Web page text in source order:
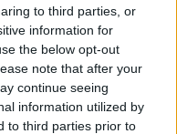
to third parties, or
information for
the below opt-out
note that after your
continue seeing
information utilized by
to third parties prior to